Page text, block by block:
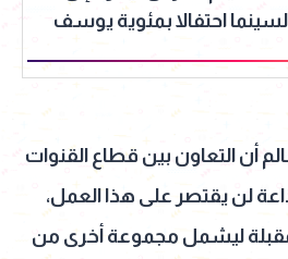
احتفالا بمئوية يوسف
أن التعاون بين قطاع القنوات
لن يقتصر على هذا العمل،
ليشمل مجموعة أخرى من